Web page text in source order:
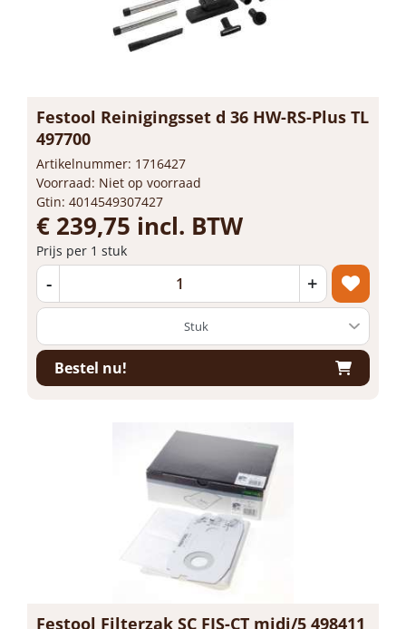
Festool Reinigingsset d 36 HW-RS-Plus TL
497700
Artikelnummer: 1716427
Voorraad: Niet op voorraad
Gtin: 4014549307427
€ 239,75 incl. BTW
Prijs per 1 stuk
- +
Bestel nu!
Festool Filterzak SC FIS-CT midi/5 498411